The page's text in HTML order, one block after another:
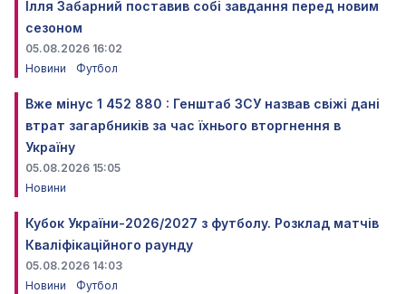
Ілля Забарний поставив собі завдання перед новим
сезоном
05.08.2026 16:02
Новини
Футбол
Вже мінус 1 452 880 : Генштаб ЗСУ назвав свіжі дані
втрат загарбників за час їхнього вторгнення в
Україну
05.08.2026 15:05
Новини
Кубок України-2026/2027 з футболу. Розклад матчів
Кваліфікаційного раунду
05.08.2026 14:03
Новини
Футбол